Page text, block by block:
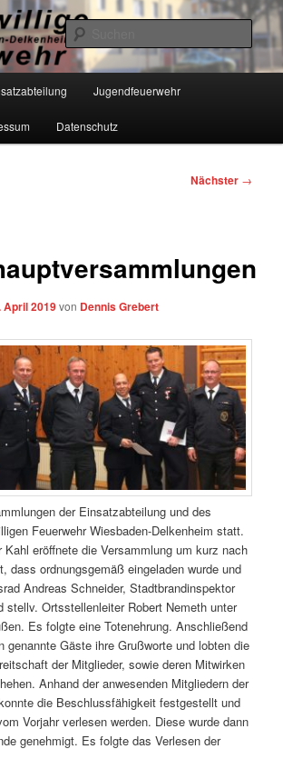
Feuerwehr Wiesbaden-
Jugendfeuerwehr
Datenschutz
Nächster →
April 2019von Dennis Grebert
der Einsatzabteilung und des
Feuerwehr Wiesbaden-Delkenheim statt.
Kahl eröffnete die Versammlung um kurz nach
dass ordnungsgemäß eingeladen wurde und
Andreas Schneider, Stadtbrandinspektor
stellv. Ortsstellenleiter Robert Nemeth unter
Es folgte eine Totenehrung. Anschließend
genannte Gäste ihre Grußworte und lobten die
der Mitglieder, sowie deren Mitwirken
Anhand der anwesenden Mitgliedern der
die Beschlussfähigkeit festgestellt und
Vorjahr verlesen werden. Diese wurde dann
genehmigt. Es folgte das Verlesen der